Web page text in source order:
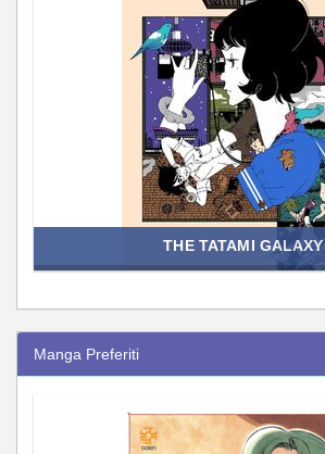
THE TATAMI GALAXY
Manga Preferiti